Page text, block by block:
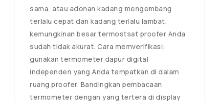
sama, atau adonan kadang mengembang
terlalu cepat dan kadang terlalu lambat,
kemungkinan besar termostsat proofer Anda
sudah tidak akurat. Cara memverifikasi:
gunakan termometer dapur digital
independen yang Anda tempatkan di dalam
ruang proofer. Bandingkan pembacaan
termometer dengan yang tertera di display